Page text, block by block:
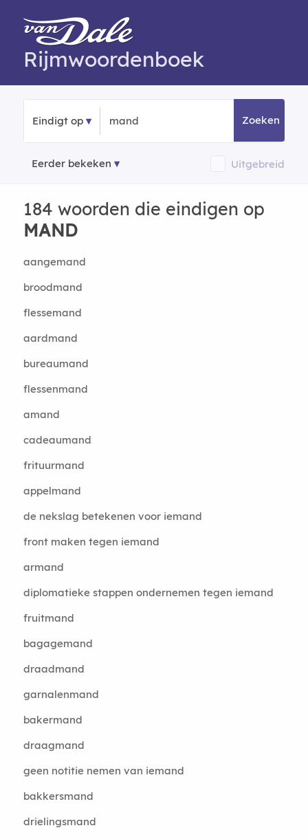
Rijmwoordenboek
Eindigt op Zoeken
Eerder bekeken Uitgebreid
184 woorden die eindigen op
MAND
aangemand
broodmand
flessemand
aardmand
bureaumand
flessenmand
amand
cadeaumand
frituurmand
appelmand
de nekslag betekenen voor iemand
front maken tegen iemand
armand
diplomatieke stappen ondernemen tegen iemand
fruitmand
bagagemand
draadmand
garnalenmand
bakermand
draagmand
geen notitie nemen van iemand
bakkersmand
drielingsmand